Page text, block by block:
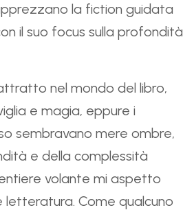
la fiction guidata
il suo focus sulla profondità
nel mondo del libro,
e magia, eppure i
sembravano mere ombre,
e della complessità
volante mi aspetto
letteratura. Come qualcuno